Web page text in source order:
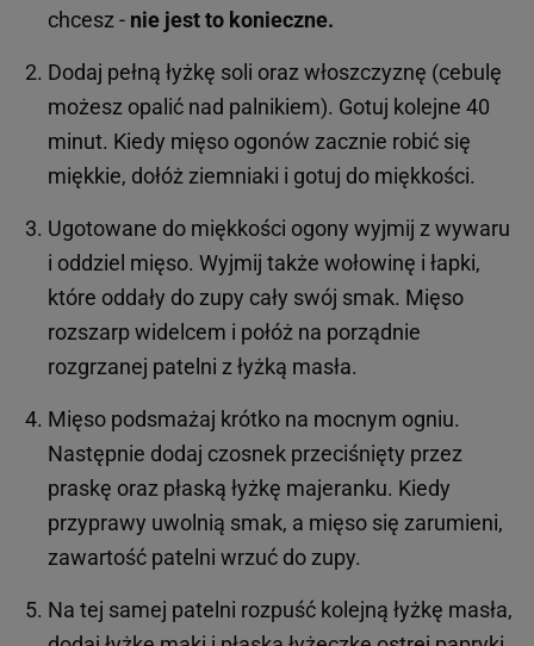
chcesz - nie jest to konieczne.
Dodaj pełną łyżkę soli oraz włoszczyznę (cebulę
możesz opalić nad palnikiem). Gotuj kolejne 40
minut. Kiedy mięso ogonów zacznie robić się
miękkie, dołóż ziemniaki i gotuj do miękkości.
Ugotowane do miękkości ogony wyjmij z wywaru
i oddziel mięso. Wyjmij także wołowinę i łapki,
które oddały do zupy cały swój smak. Mięso
rozszarp widelcem i połóż na porządnie
rozgrzanej patelni z łyżką masła.
Mięso podsmażaj krótko na mocnym ogniu.
Następnie dodaj czosnek przeciśnięty przez
praskę oraz płaską łyżkę majeranku. Kiedy
przyprawy uwolnią smak, a mięso się zarumieni,
zawartość patelni wrzuć do zupy.
Na tej samej patelni rozpuść kolejną łyżkę masła,